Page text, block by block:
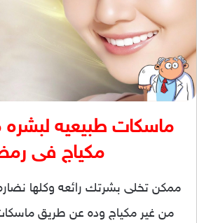
ماسكات طبيعيه
مكياج فى
ممكن تخلى بشرتك رائعه وكلها
من غير مكياج وده عن طريق